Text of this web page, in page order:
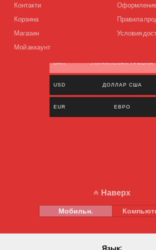
Контакти
Корзина
Магазин
Мой аккаунт
Оформление
Правила
Условия
UAH УКРАИНСКАЯ ГРИВНА
USD ДОЛЛАР США
EUR ЕВРО
Наверх
Мобильн.
Язык: